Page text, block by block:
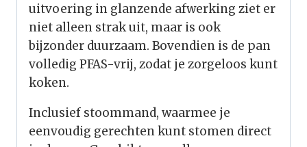
uitvoering in glanzende afwerking ziet er
niet alleen strak uit, maar is ook
bijzonder duurzaam. Bovendien is de pan
volledig PFAS-vrij, zodat je zorgeloos kunt
koken.
Inclusief stoommand, waarmee je
eenvoudig gerechten kunt stomen direct